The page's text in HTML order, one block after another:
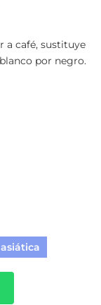
a café, sustituye
por negro.